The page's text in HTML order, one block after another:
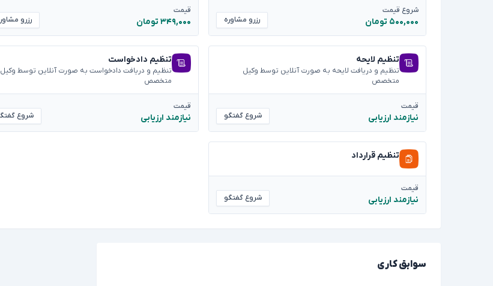
شروع قیمت
۵۰۰,۰۰۰ تومان رزرو مشاوره
قیمت
۳۴۹,۰۰۰ تومان رزرو مشاوره
تنظیم لایحه
تنظیم و دریافت لایحه به صورت آنلاین توسط وکیل
متخصص
قیمت
نیازمند ارزیابی شروع گفتگو
تنظیم دادخواست
تنظیم و دریافت دادخواست به صورت آنلاین توسط وکیل
متخصص
قیمت
نیازمند ارزیابی شروع گفتگو
تنظیم قرارداد
قیمت
نیازمند ارزیابی شروع گفتگو
سوابق کاری